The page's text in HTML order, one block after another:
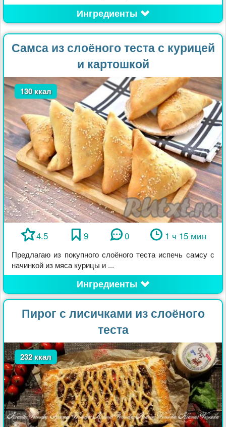
Ингредиенты
Самса из слоёного теста с курицей
и картошкой
130 ккал
4.5 9 0 1 ч 15 мин
Предлагаю из покупного слоёного теста испечь самсу с
начинкой из мяса курицы и ...
Ингредиенты
Пирог с лисичками из слоёного
теста
232 ккал